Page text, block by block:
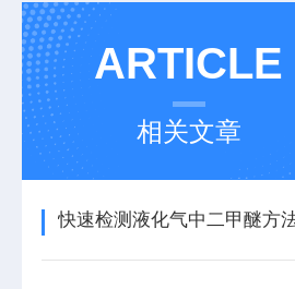
ARTICLE
相关文章
快速检测液化气中二甲醚方